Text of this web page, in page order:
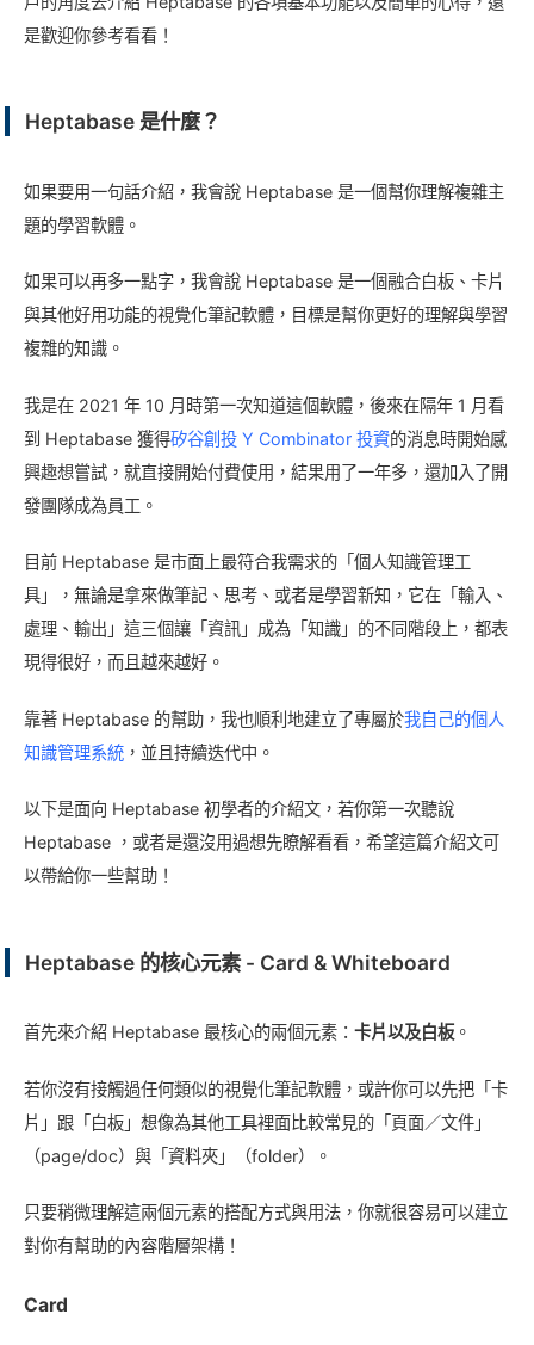
是歡迎你參考看看！
Heptabase 是什麼？
如果要用一句話介紹，我會說 Heptabase 是一個幫你理解複雜主
題的學習軟體。
如果可以再多一點字，我會說 Heptabase 是一個融合白板、卡片
與其他好用功能的視覺化筆記軟體，目標是幫你更好的理解與學習
複雜的知識。
我是在 2021 年 10 月時第一次知道這個軟體，後來在隔年 1 月看
到 Heptabase 獲得矽谷創投 Y Combinator 投資的消息時開始感
興趣想嘗試，就直接開始付費使用，結果用了一年多，還加入了開
發團隊成為員工。
目前 Heptabase 是市面上最符合我需求的「個人知識管理工
具」，無論是拿來做筆記、思考、或者是學習新知，它在「輸入、
處理、輸出」這三個讓「資訊」成為「知識」的不同階段上，都表
現得很好，而且越來越好。
靠著 Heptabase 的幫助，我也順利地建立了專屬於我自己的個人
知識管理系統，並且持續迭代中。
以下是面向 Heptabase 初學者的介紹文，若你第一次聽說
Heptabase ，或者是還沒用過想先瞭解看看，希望這篇介紹文可
以帶給你一些幫助！
Heptabase 的核心元素 - Card & Whiteboard
首先來介紹 Heptabase 最核心的兩個元素： 卡片以及白板。
若你沒有接觸過任何類似的視覺化筆記軟體，或許你可以先把「卡
片」跟「白板」想像為其他工具裡面比較常見的「頁面／文件」
（page/doc）與「資料夾」（folder）。
只要稍微理解這兩個元素的搭配方式與用法，你就很容易可以建立
對你有幫助的內容階層架構！
Card